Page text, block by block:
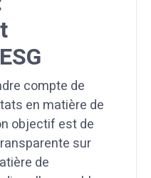
compte de
en matière de
objectif est de
sur
de